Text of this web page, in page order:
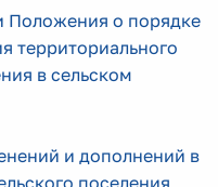
Положения о порядке
территориального
в сельском
и дополнений в
поселения